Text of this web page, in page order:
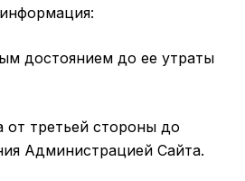
достоянием до ее утраты
от третьей стороны до
Администрацией Сайта.